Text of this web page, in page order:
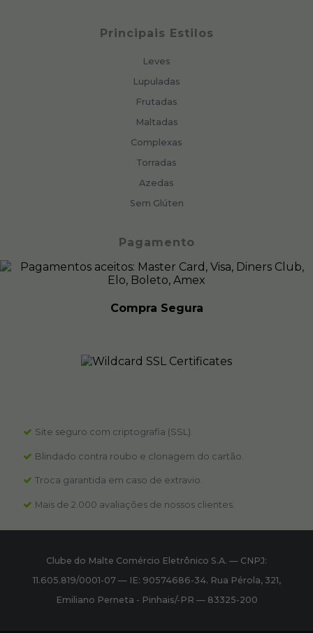
Principais Estilos
Leves
Lupuladas
Frutadas
Maltadas
Complexas
Torradas
Azedas
Sem Glúten
Pagamento
Compra Segura
Site seguro com criptografia (SSL).
Blindado contra roubo e clonagem do cartão.
Troca garantida em caso de extravio.
Mais de 2.000 avaliações de nossos clientes.
Clube do Malte Comércio Eletrônico S.A. — CNPJ:
11.605.819/0001-07 — IE: 90574686-34. Rua Pérola, 321,
Emiliano Perneta - Pinhais/-PR — 83325-200